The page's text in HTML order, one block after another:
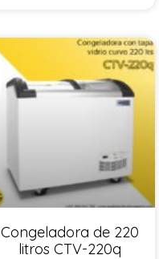
Congeladora de 220
litros CTV-220q